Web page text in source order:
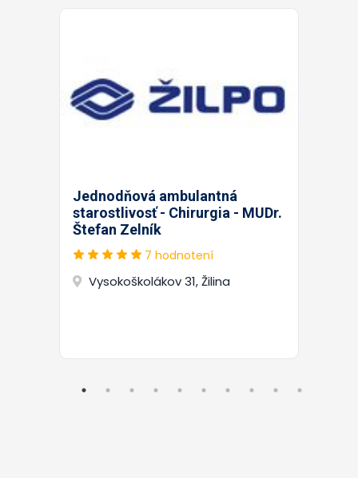
Jednodňová ambulantná
starostlivosť - Chirurgia - MUDr.
Štefan Zelník
7 hodnotení
Vysokoškolákov 31, Žilina